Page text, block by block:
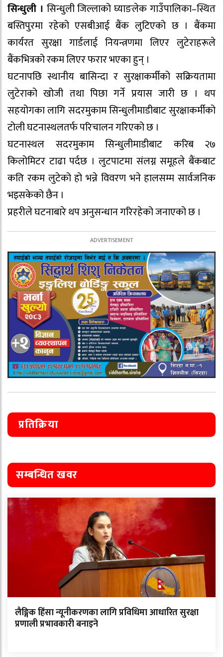
सिन्धुली । सिन्धुली जिल्लाको घ्याङलेक गाउँपालिका–स्थित
बस्तिपुरमा रहेको एसबीआई बैंक लुटिएको छ । बैंकमा
कार्यरत सुरक्षा गार्डलाई नियन्त्रणमा लिएर लुटेराहरूले
बैंकभित्रको रकम लिएर फरार भएका हुन् ।
घटनापछि स्थानीय बासिन्दा र सुरक्षाकर्मीको सक्रियतामा
लुटेराको खोजी तथा पिछा गर्ने प्रयास जारी छ । थप
सहयोगका लागि सदरमुकाम सिन्धुलीमाडीबाट सुरक्षाकर्मीको
टोली घटनास्थलतर्फ परिचालन गरिएको छ ।
घटनास्थल सदरमुकाम सिन्धुलीमाडीबाट करिब २७
किलोमिटर टाढा पर्दछ । लुटपाटमा संलग्न समूहले बैंकबाट
कति रकम लुटेको हो भन्ने विवरण भने हालसम्म सार्वजनिक
भइसकेको छैन ।
प्रहरीले घटनाबारे थप अनुसन्धान गरिरहेको जनाएको छ ।
प्रतिक्रिया
सम्बन्धित खवर
लैङ्गिक हिंसा न्यूनीकरणका लागि प्रविधिमा आधारित सुरक्षा
प्रणाली प्रभावकारी बनाइने